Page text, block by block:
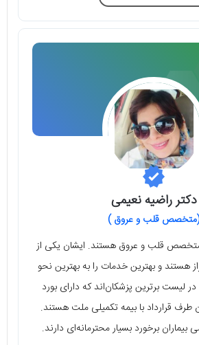
دکتر راضیه نعیمی
(متخصص قلب و عروق )
متخصص قلب و عروق هستند. ایشان یکی از
هستند و بهترین خدمات را به بهترین نحو
لیست برترین پزشکان‌اند که دارای بورد
قرارداد با بیمه تکمیلی ملت هستند.
بیماران برخورد بسیار محترمانه‌ای دارند.